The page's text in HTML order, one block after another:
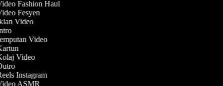
Fashion Haul
Fesyen
Video
Video
Video
Instagram
ASMR